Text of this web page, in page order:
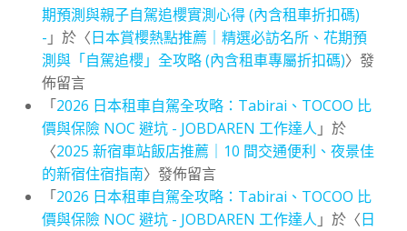
期預測與親子自駕追櫻實測心得 (內含租車折扣碼)
- 」於〈日本賞櫻熱點推薦｜精選必訪名所、花期預
測與「自駕追櫻」全攻略 (內含租車專屬折扣碼)〉發
佈留言
「2026 日本租車自駕全攻略：Tabirai、TOCOO 比
價與保險 NOC 避坑 - JOBDAREN 工作達人 」於
〈2025 新宿車站飯店推薦｜10 間交通便利、夜景佳
的新宿住宿指南〉發佈留言
「2026 日本租車自駕全攻略：Tabirai、TOCOO 比
價與保險 NOC 避坑 - JOBDAREN 工作達人 」於〈日